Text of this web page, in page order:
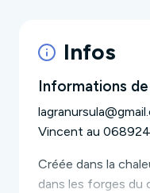
Infos
Informations
Vincent au
Créée dans la
dans les forges du